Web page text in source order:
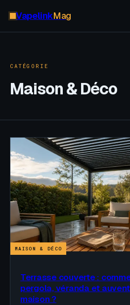
VapelinkMag
CATÉGORIE
Maison & Déco
MAISON & DÉCO
Terrasse couverte :
pergola, véranda et
maison ?